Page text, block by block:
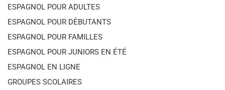
ESPAGNOL POUR ADULTES
ESPAGNOL POUR DÉBUTANTS
ESPAGNOL POUR FAMILLES
ESPAGNOL POUR JUNIORS EN ÉTÉ
ESPAGNOL EN LIGNE
GROUPES SCOLAIRES